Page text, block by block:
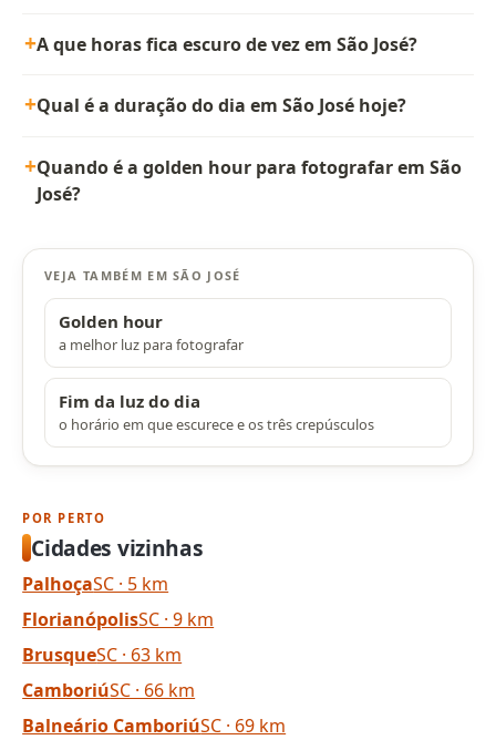
A que horas fica escuro de vez em São José?
Qual é a duração do dia em São José hoje?
Quando é a golden hour para fotografar em São
José?
VEJA TAMBÉM EM SÃO JOSÉ
Golden hour
a melhor luz para fotografar
Fim da luz do dia
o horário em que escurece e os três crepúsculos
POR PERTO
Cidades vizinhas
PalhoçaSC · 5 km
FlorianópolisSC · 9 km
BrusqueSC · 63 km
CamboriúSC · 66 km
Balneário CamboriúSC · 69 km